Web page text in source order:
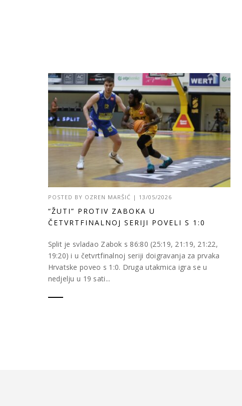
POSTED BY OZREN MARŠIĆ | 13/05/2026
“ŽUTI” PROTIV ZABOKA U
ČETVRTFINALNOJ SERIJI POVELI S 1:0
Split je svladao Zabok s 86:80 (25:19, 21:19, 21:22,
19:20) i u četvrtfinalnoj seriji doigravanja za prvaka
Hrvatske poveo s 1:0. Druga utakmica igra se u
nedjelju u 19 sati...